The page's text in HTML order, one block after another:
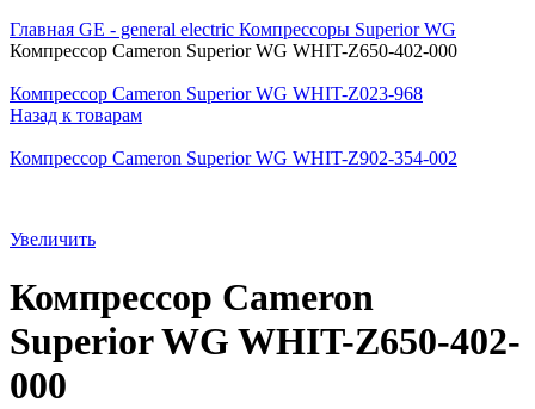
Главная GE - general electric Компрессоры Superior WG
Компрессор Cameron Superior WG WHIT-Z650-402-000
Компрессор Cameron Superior WG WHIT-Z023-968
Назад к товарам
Компрессор Cameron Superior WG WHIT-Z902-354-002
Увеличить
Компрессор Cameron
Superior WG WHIT-Z650-402-
000